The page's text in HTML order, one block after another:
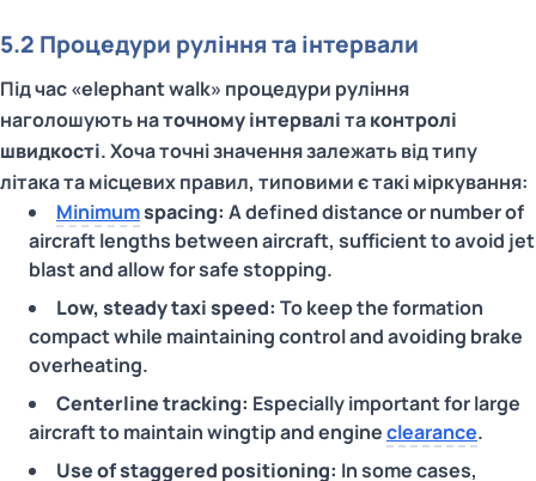
5.2 Процедури руління та інтервали
Під час «elephant walk» процедури руління
наголошують наточному інтервалітаконтролі
швидкості. Хоча точні значення залежать від типу
літака та місцевих правил, типовими є такі міркування:
Minimumspacing: A defined distance or number of
aircraft lengths between aircraft, sufficient to avoid jet
blast and allow for safe stopping.
Low, steady taxi speed: To keep the formation
compact while maintaining control and avoiding brake
overheating.
Centerline tracking: Especially important for large
aircraft to maintain wingtip and engineclearance.
Use of staggered positioning: In some cases,